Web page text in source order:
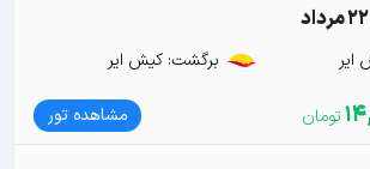
برگشت: کیش ایر
مشاهده تور